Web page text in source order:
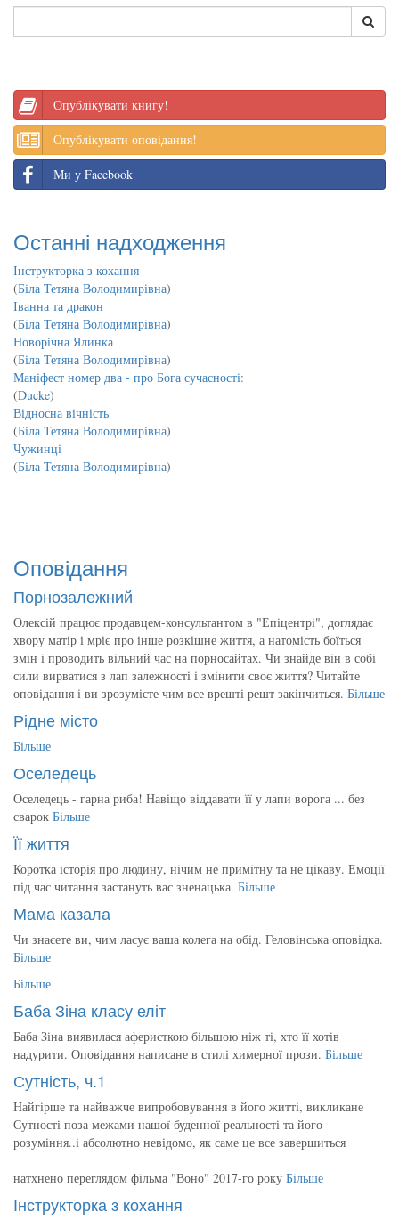
Опублікувати книгу!
Опублікувати оповідання!
Ми у Facebook
Останні надходження
Інструкторка з кохання
(Біла Тетяна Володимирівна)
Іванна та дракон
(Біла Тетяна Володимирівна)
Новорічна Ялинка
(Біла Тетяна Володимирівна)
Маніфест номер два - про Бога сучасності:
(Ducke)
Відносна вічність
(Біла Тетяна Володимирівна)
Чужинці
(Біла Тетяна Володимирівна)
Оповідання
Порнозалежний
Олексій працює продавцем-консультантом в "Епіцентрі", доглядає
хвору матір і мріє про інше розкішне життя, а натомість боїться
змін і проводить вільний час на порносайтах. Чи знайде він в собі
сили вирватися з лап залежності і змінити своє життя? Читайте
оповідання і ви зрозумієте чим все врешті решт закінчиться. Більше
Рідне місто
Більше
Оселедець
Оселедець - гарна риба! Навіщо віддавати її у лапи ворога ... без
сварок Більше
Її життя
Коротка історія про людину, нічим не примітну та не цікаву. Емоції
під час читання застануть вас зненацька. Більше
Мама казала
Чи знаєете ви, чим ласує ваша колега на обід. Геловінська оповідка.
Більше
Більше
Баба Зіна класу еліт
Баба Зіна виявилася аферисткою більшою ніж ті, хто її хотів
надурити. Оповідання написане в стилі химерної прози. Більше
Сутність, ч.1
Найгірше та найважче випробовування в його житті, викликане
Сутності поза межами нашої буденної реальності та його
розуміння..і абсолютно невідомо, як саме це все завершиться
натхнено переглядом фільма "Воно" 2017-го року Більше
Інструкторка з кохання